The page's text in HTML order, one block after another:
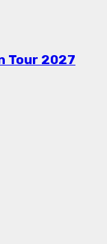
Tour 2027